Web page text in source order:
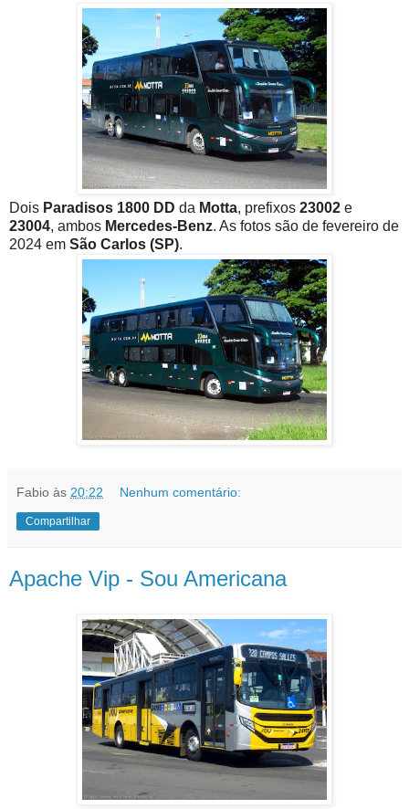
Dois Paradisos 1800 DD da Motta, prefixos 23002 e
23004, ambos Mercedes-Benz. As fotos são de fevereiro de
2024 em São Carlos (SP).
Fabio às 20:22 Nenhum comentário:
Compartilhar
Apache Vip - Sou Americana